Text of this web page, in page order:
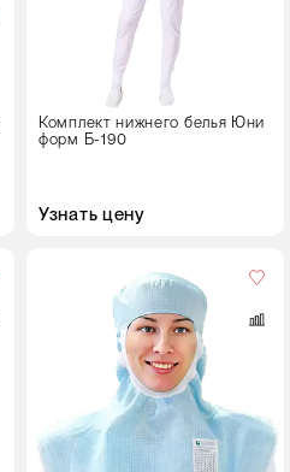
Комплект нижнего белья Юни
форм Б-190
Узнать цену